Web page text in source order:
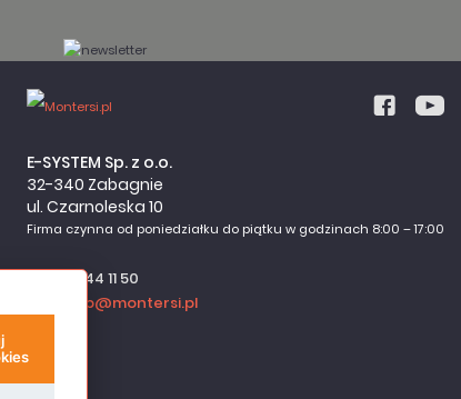
Firma czynna od poniedziałku do piątku w godzinach 8:00 – 17:00
E-SYSTEM Sp. z o.o.
32-340 Zabagnie
ul. Czarnoleska 10
32 644 11 50
sklep@montersi.pl